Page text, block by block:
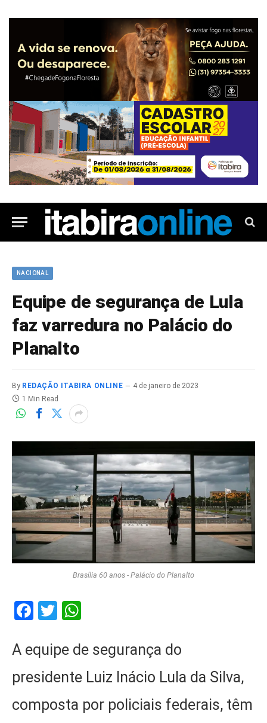
NACIONAL
Equipe de segurança de Lula
faz varredura no Palácio do
Planalto
By REDAÇÃO ITABIRA ONLINE
4 de janeiro de 2023
1 Min Read
Brasília 60 anos - Palácio do Planalto
Facebook
Twitter
A equipe de segurança do
presidente Luiz Inácio Lula da Silva,
composta por policiais federais, têm